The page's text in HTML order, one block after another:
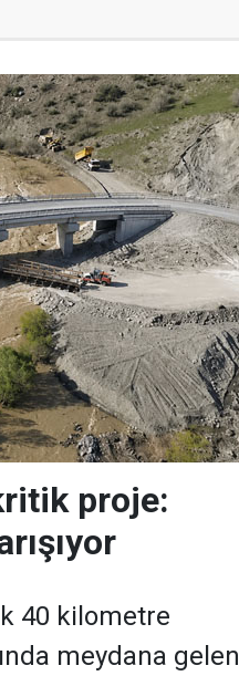
proje:
40 kilometre
meydana gelen